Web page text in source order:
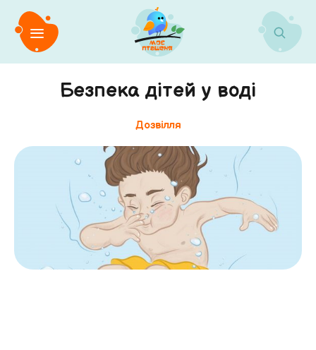
Безпека дітей у воді
Дозвілля